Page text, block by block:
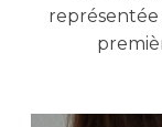
représentée